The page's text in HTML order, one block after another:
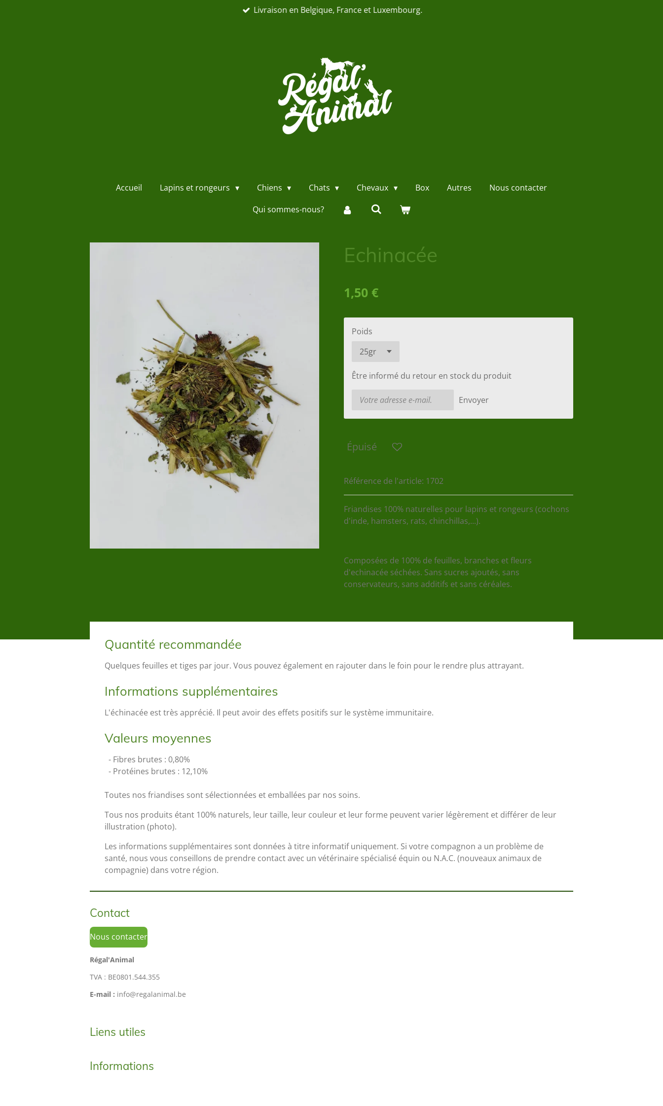
Livraison en Belgique, France et Luxembourg.
Accueil Lapins et rongeurs Chiens Chats Chevaux Box Autres
Nous contacter
Qui sommes-nous?
Echinacée
1,50 €
Poids
Être informé du retour en stock du produit
Envoyer
Épuisé
Référence de l'article: 1702
Friandises 100% naturelles pour lapins et rongeurs (cochons
d'inde, hamsters, rats, chinchillas,...).
Composées de 100% de feuilles, branches et fleurs
d'echinacée séchées. Sans sucres ajoutés, sans
conservateurs, sans additifs et sans céréales.
Quantité recommandée
Quelques feuilles et tiges par jour. Vous pouvez également en rajouter dans le foin pour le rendre plus attrayant.
Informations supplémentaires
L'échinacée est très apprécié. Il peut avoir des effets positifs sur le système immunitaire.
Valeurs moyennes
- Fibres brutes : 0,80%
- Protéines brutes : 12,10%
Toutes nos friandises sont sélectionnées et emballées par nos soins.
Tous nos produits étant 100% naturels, leur taille, leur couleur et leur forme peuvent varier légèrement et différer de leur
illustration (photo).
Les informations supplémentaires sont données à titre informatif uniquement. Si votre compagnon a un problème de
santé, nous vous conseillons de prendre contact avec un vétérinaire spécialisé équin ou N.A.C. (nouveaux animaux de
compagnie) dans votre région.
Contact
Nous contacter
Régal'Animal
TVA : BE0801.544.355
E-mail : info@regalanimal.be
Liens utiles
Informations